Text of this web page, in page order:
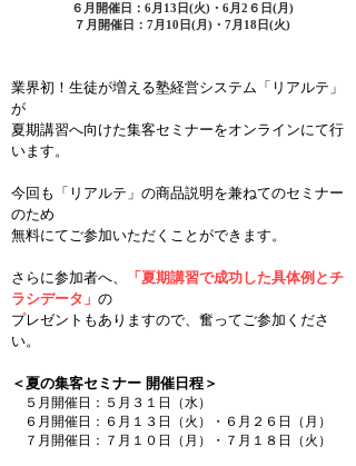
６月開催日：6月13日(火)・6月2６ 日(月)
７ 月開催日：7月10日(月)・7月18日(火)
業界初！生徒が増える塾経営システム「リアルテ」
が
夏期講習へ向けた集客セミナーをオンラインにて行
います。
今回も「リアルテ」の商品説明を兼ねてのセミナー
のため
無料にてご参加いただくことができます。
さらに参加者へ、 「 夏期講習で成功した具体例とチ
ラシデータ 」 の
プレゼントもありますので、奮ってご参加くださ
い。
＜夏の集客セミナー 開催日程＞
５月開催日： ５月３１日（水）
６月開催日：６ 月１３日（火 ）・６月２６ 日（月）
７月開催日：７ 月１０ 日（月 ）・７ 月１８ 日（火 ）